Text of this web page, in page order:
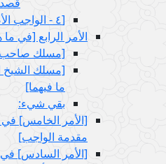
[٤ - الواجب الأصلي و الواجب التبعي‏]
الأمر الرابع‏ [في
[مسلك صاحب
[مسلك الشيخ
ما فيهما]
بقي شي‏ء:
مقدمة الواجب‏]
[الأمر السادس‏]